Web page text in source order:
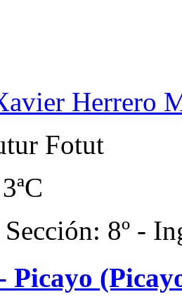
Herrero
Fotut
8º -
Picayo